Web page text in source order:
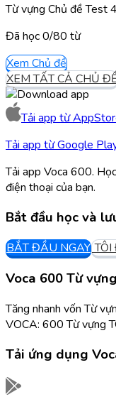
Từ vựng Chủ đề Test
Đã học0/80 từ
Xem Chủ đề
XEM TẤT CẢ CHỦ
Tải app từ
Tải app từGoogle
Tải app Voca 600.
điện thoại của bạn.
Bắt đầu học và
BẮT ĐẦU NGAY
Voca 600 Từ
Tăng nhanh vốn Từ
VOCA: 600 Từ vựng
Tải ứng dụng